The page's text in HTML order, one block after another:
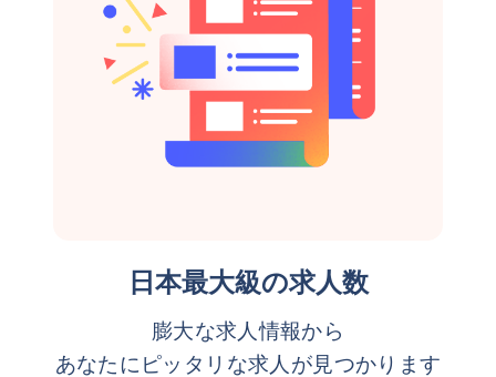
日本最大級の求人数
膨大な求人情報から
あなたにピッタリな求人が見つかります